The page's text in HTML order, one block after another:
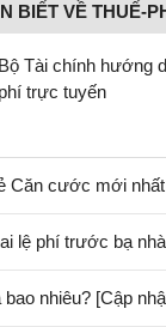
BIẾT VỀ THUẾ-
Bộ Tài chính hướng
phí trực tuyến
Căn cước mới nhất
lệ phí trước bạ
nhiêu? [Cập